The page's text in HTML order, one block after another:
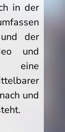
in der
der
und
eine
und